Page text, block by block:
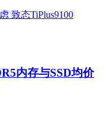
内存与SSD均价